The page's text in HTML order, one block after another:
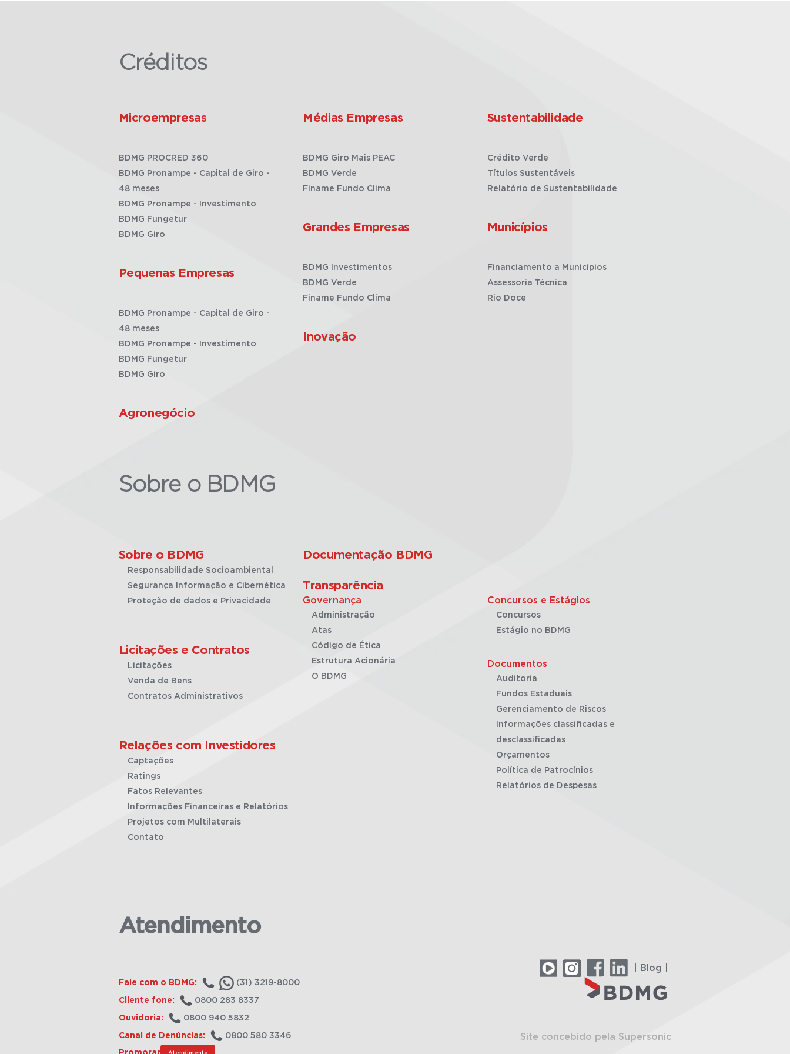
Créditos
Microempresas
BDMG PROCRED 360
BDMG Pronampe - Capital de Giro -
48 meses
BDMG Pronampe - Investimento
BDMG Fungetur
BDMG Giro
Pequenas Empresas
BDMG Pronampe - Capital de Giro -
48 meses
BDMG Pronampe - Investimento
BDMG Fungetur
BDMG Giro
Agronegócio
Médias Empresas
BDMG Giro Mais PEAC
BDMG Verde
Finame Fundo Clima
Grandes Empresas
BDMG Investimentos
BDMG Verde
Finame Fundo Clima
Inovação
Sustentabilidade
Crédito Verde
Títulos Sustentáveis
Relatório de Sustentabilidade
Municípios
Financiamento a Municípios
Assessoria Técnica
Rio Doce
Sobre o BDMG
Sobre o BDMG
Responsabilidade Socioambiental
Segurança Informação e Cibernética
Proteção de dados e Privacidade
Licitações e Contratos
Licitações
Venda de Bens
Contratos Administrativos
Relações com Investidores
Captações
Ratings
Fatos Relevantes
Informações Financeiras e Relatórios
Projetos com Multilaterais
Contato
Documentação BDMG
Transparência
Governança
Administração
Atas
Código de Ética
Estrutura Acionária
O BDMG
Concursos e Estágios
Concursos
Estágio no BDMG
Documentos
Auditoria
Fundos Estaduais
Gerenciamento de Riscos
Informações classificadas e
desclassificadas
Orçamentos
Política de Patrocínios
Relatórios de Despesas
Atendimento
Fale com o BDMG: (31) 3219-8000
Cliente fone: 0800 283 8337
Ouvidoria: 0800 940 5832
Canal de Denúncias: 0800 580 3346
Atendimento
| Blog |
Site concebido pela Supersonic